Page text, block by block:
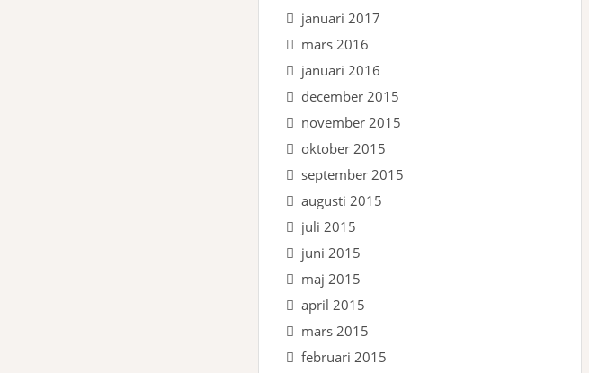
januari 2017
mars 2016
januari 2016
december 2015
november 2015
oktober 2015
september 2015
augusti 2015
juli 2015
juni 2015
maj 2015
april 2015
mars 2015
februari 2015